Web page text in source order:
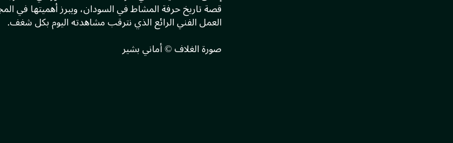
قصة تاريخ حرفة المشاط في السودان، ويبرز أهميتها في
العمل الفني الرائع الذي نترقب مشاهدته اليوم بكل شغف.
صورة الغلاف © أماني بشير